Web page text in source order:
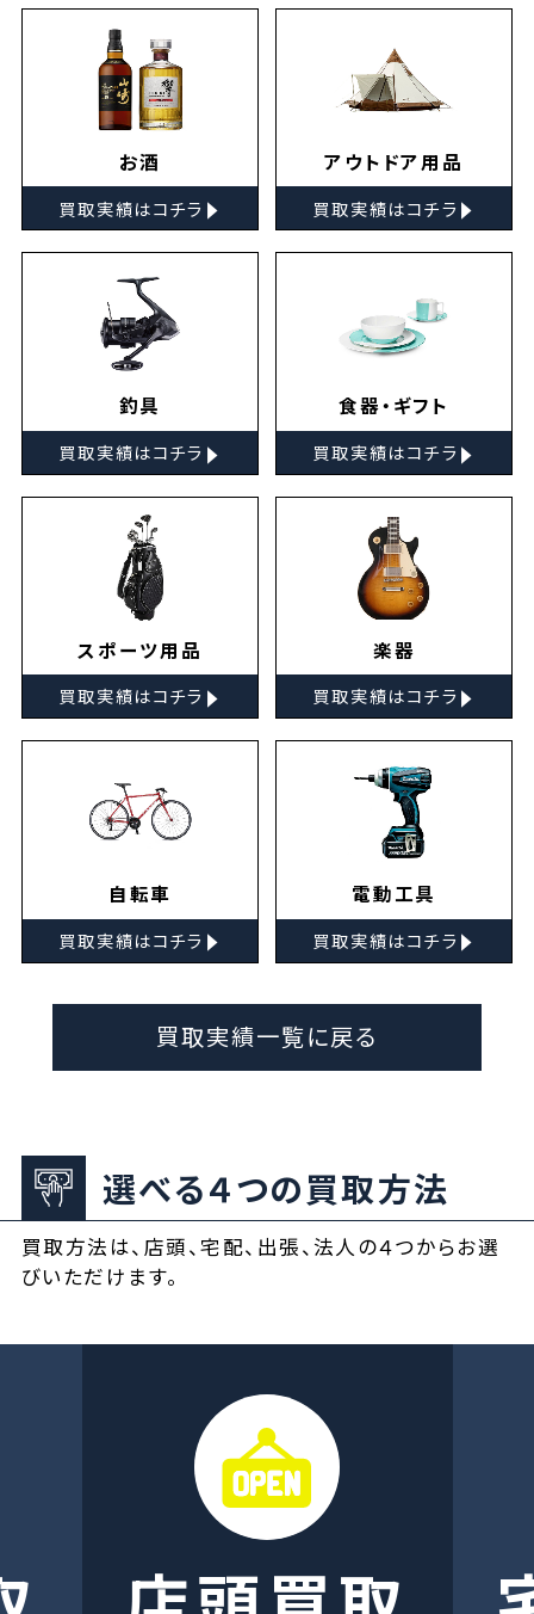
お酒
買取実績はコチラ ▸
アウトドア用品
買取実績はコチラ ▸
釣具
買取実績はコチラ ▸
食器・ギフト
買取実績はコチラ ▸
スポーツ用品
買取実績はコチラ ▸
楽器
買取実績はコチラ ▸
自転車
買取実績はコチラ ▸
電動工具
買取実績はコチラ ▸
買取実績一覧に戻る
選べる４つの買取方法
買取方法は、店頭、宅配、出張、法人の４つからお選
びいただけます。